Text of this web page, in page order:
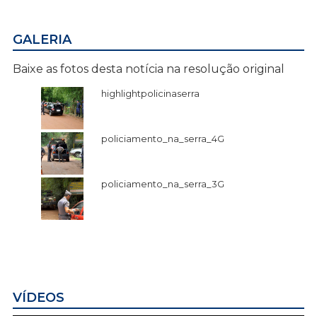
GALERIA
Baixe as fotos desta notícia na resolução original
highlightpolicinaserra
policiamento_na_serra_4G
policiamento_na_serra_3G
VÍDEOS